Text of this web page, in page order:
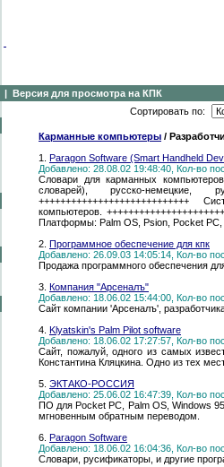
| Версия для просмотра на КПК
Сортировать по:
Карманные компьютеры /
1. Paragon Software (Smart Handheld
Добавлено: 28.08.02 19:48:40, Кол-во
Словари для карманных
словарей), русско-немецкие,
++++++++++++++++++++++++++++
компьютеров.
Платформы: Palm OS, Psion, Pocket PC,
2. Программное обеспечение для кпк
Добавлено: 26.09.03 14:05:14, Кол-во
Продажа программного обеспечения
3. Компания "Арсеналъ"
Добавлено: 18.06.02 15:44:00, Кол-во
Сайт компании 'Арсеналъ',
4. Klyatskin's Palm Pilot software
Добавлено: 18.06.02 17:27:57, Кол-во
Сайт, пожалуй, одного из самых
Константина Кляцкина. Одно из тех
5. ЭКТАКО-РОССИЯ
Добавлено: 25.06.02 16:47:39, Кол-во
ПО для Pocket PC, Palm OS, Windows
мгновенным обратным переводом.
6. Paragon Software
Добавлено: 18.06.02 16:04:36, Кол-во
Словари, русификаторы, и другие